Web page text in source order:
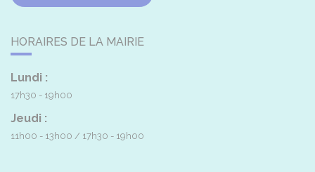
HORAIRES DE LA MAIRIE
Lundi :
17h30 - 19h00
Jeudi :
11h00 - 13h00 17h30 - 19h00